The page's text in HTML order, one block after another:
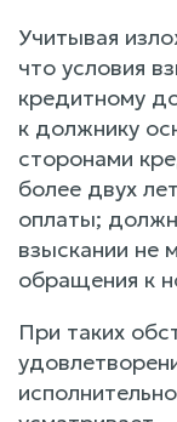
Учитывая
что условия
кредитному
к должнику
сторонами
более двух
оплаты;
взыскании не
обращения к
При таких